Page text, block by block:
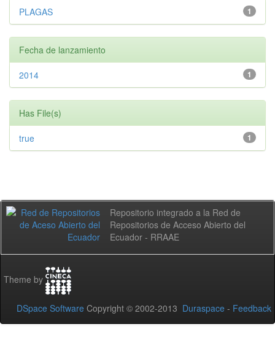
1
PLAGAS
Fecha de lanzamiento
1
2014
Has File(s)
1
true
Repositorio integrado a la Red de
Repositorios de Acceso Abierto del
Ecuador - RRAAE
Theme by
DSpace Software Copyright © 2002-2013 Duraspace - Feedback